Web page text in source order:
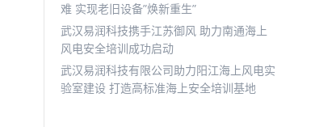
难 实现老旧设备”焕新重生”
武汉易润科技携手江苏御风 助力南通海上
风电安全培训成功启动
武汉易润科技有限公司助力阳江海上风电实
验室建设 打造高标准海上安全培训基地